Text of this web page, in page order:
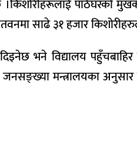
पाठेघरको
साढे ३१ हजार
भने विद्यालय
मन्त्रालयका